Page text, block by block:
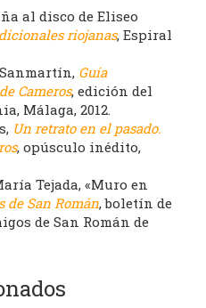
al disco de Eliseo
riojanas, Espiral
Guía
Cameros, edición del
Málaga, 2012.
Un retrato en el pasado.
, opúsculo inédito,
Tejada, «Muro en
de San Román, boletín de
de San Román de